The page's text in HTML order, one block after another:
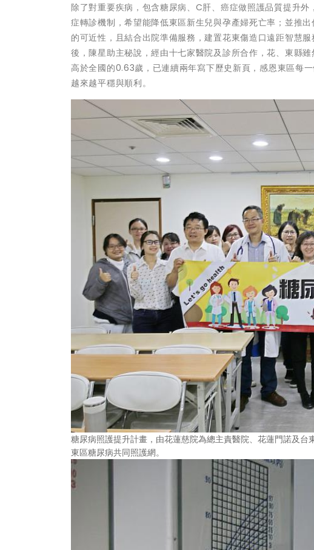
除了對重要疾病，包含糖尿病、C肝、癌症做照護品質提升
症轉診機制，希望能降低東區新生兒與孕產婦死亡率；並推
的可近性，且結合出院準備服務，建置花東傷造口遠距智
後，陳星助主秘說，經由十七家醫院及診所合作，花、東縣
高於全國的0.63歲，已連續兩年寫下歷史新頁，感恩東區每
越來越平穩與順利。
糖尿病照護提升計畫，由花蓮慈院為總主責醫院、花蓮門諾及
東區糖尿病共同照護網。